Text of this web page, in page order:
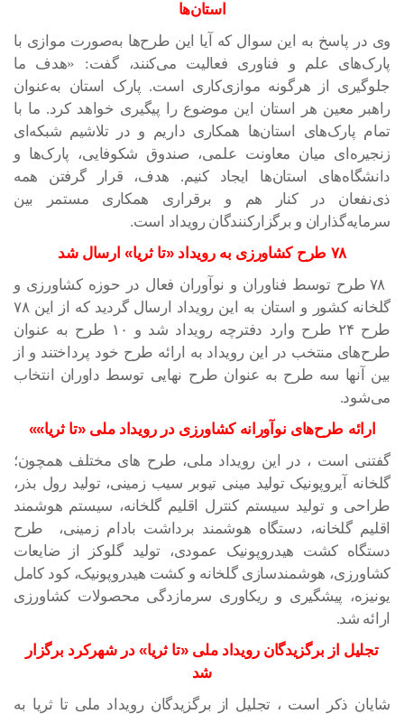
استان‌ها
وی در پاسخ به این سوال که آیا این طرح‌ها به‌صورت موازی با
پارک‌های علم و فناوری فعالیت می‌کنند، گفت: «هدف ما
جلوگیری از هرگونه موازی‌کاری است. پارک استان به‌عنوان
راهبر معین هر استان این موضوع را پیگیری خواهد کرد. ما با
تمام پارک‌های استان‌ها همکاری داریم و در تلاشیم شبکه‌ای
زنجیره‌ای میان معاونت علمی، صندوق شکوفایی، پارک‌ها و
دانشگاه‌های استان‌ها ایجاد کنیم. هدف، قرار گرفتن همه
ذی‌نفعان در کنار هم و برقراری همکاری مستمر بین
سرمایه‌گذاران و برگزارکنندگان رویداد است.
۷۸ طرح کشاورزی به رویداد «تا ثریا» ارسال شد
۷۸ طرح توسط فناوران و نوآوران فعال در حوزه کشاورزی و
گلخانه کشور و استان به این رویداد ارسال گردید که از این ۷۸
طرح ۲۴ طرح وارد دفترچه رویداد شد و ۱۰ طرح به عنوان
طرح‌های منتخب در این رویداد به ارائه طرح خود پرداختند و از
بین آنها سه طرح به عنوان طرح نهایی توسط داوران انتخاب
می‌شود.
ارائه طرح‌های نوآورانه کشاورزی در رویداد ملی «تا ثریا»»
گفتنی است ، در این رویداد ملی، طرح های مختلف همچون؛
گلخانه آیروپونیک تولید مینی تیوبر سیب زمینی، تولید رول بذر،
طراحی و تولید سیستم کنترل اقلیم گلخانه، سیستم هوشمند
اقلیم گلخانه، دستگاه هوشمند برداشت بادام زمینی، طرح
دستگاه کشت هیدروپونیک عمودی، تولید گلوکز از ضایعات
کشاورزی، هوشمندسازی گلخانه و کشت هیدروپونیک، کود کامل
یونیزه، پیشگیری و ریکاوری سرمازدگی محصولات کشاورزی
ارائه شد.
تجلیل از برگزیدگان رویداد ملی «تا ثریا» در شهرکرد برگزار
شد
شایان ذکر است ، تجلیل از برگزیدگان رویداد ملی تا ثریا به